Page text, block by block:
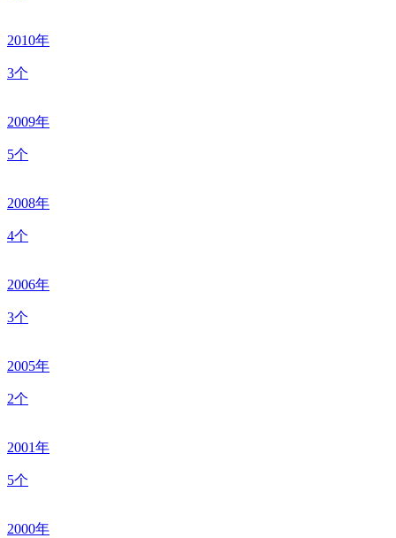
2010年
3个
2009年
5个
2008年
4个
2006年
3个
2005年
2个
2001年
5个
2000年